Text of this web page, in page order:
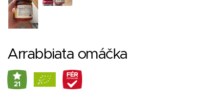
Arrabbiata omáčka
21